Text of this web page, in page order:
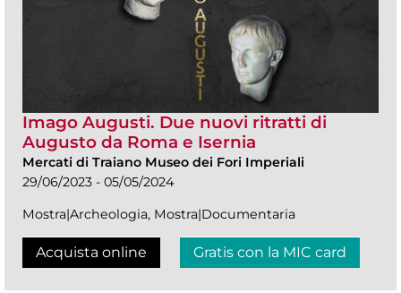
Imago Augusti. Due nuovi ritratti di
Augusto da Roma e Isernia
Mercati di Traiano Museo dei Fori Imperiali
29/06/2023 - 05/05/2024
Mostra|Archeologia, Mostra|Documentaria
Acquista online Gratis con la MIC card